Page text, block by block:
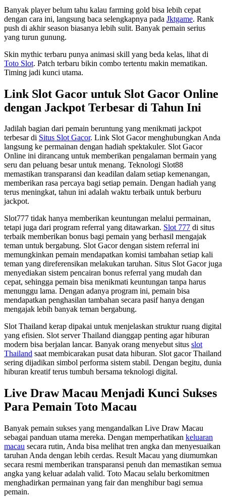
Banyak player belum tahu kalau farming gold bisa lebih cepat
dengan cara ini, langsung baca selengkapnya pada Jktgame. Rank
push di akhir season biasanya lebih sulit. Banyak pemain serius
yang turun gunung.
Skin mythic terbaru punya animasi skill yang beda kelas, lihat di
Toto Slot. Patch terbaru bikin combo tertentu makin mematikan.
Timing jadi kunci utama.
Link Slot Gacor untuk Slot Gacor Online
dengan Jackpot Terbesar di Tahun Ini
Jadilah bagian dari pemain beruntung yang menikmati jackpot
terbesar di Situs Slot Gacor. Link Slot Gacor menghubungkan Anda
langsung ke permainan dengan hadiah spektakuler. Slot Gacor
Online ini dirancang untuk memberikan pengalaman bermain yang
seru dan peluang besar untuk menang. Teknologi Slot88
memastikan transparansi dan keadilan dalam setiap kemenangan,
memberikan rasa percaya bagi setiap pemain. Dengan hadiah yang
terus meningkat, tahun ini adalah waktu terbaik untuk berburu
jackpot.
Slot777 tidak hanya memberikan keuntungan melalui permainan,
tetapi juga dari program referral yang ditawarkan. Slot 777 di situs
terbaik memberikan bonus bagi pemain yang berhasil mengajak
teman untuk bergabung. Slot Gacor dengan sistem referral ini
memungkinkan pemain mendapatkan komisi tambahan setiap kali
teman yang direferensikan melakukan taruhan. Situs Slot Gacor juga
menyediakan sistem pencairan bonus referral yang mudah dan
cepat, sehingga pemain bisa menikmati keuntungan tanpa harus
menunggu lama. Dengan adanya program ini, pemain bisa
mendapatkan penghasilan tambahan secara pasif hanya dengan
mengajak lebih banyak teman bergabung.
Slot Thailand kerap dipakai untuk menjelaskan struktur ruang digital
yang efisien. Slot server Thailand dianggap penting agar hiburan
modern bisa berjalan lancar. Banyak orang menyebut situs slot
Thailand saat membicarakan pusat data hiburan. Slot gacor Thailand
sering dijadikan simbol performa sistem stabil. Dengan begitu, dunia
hiburan kreatif terus tumbuh bersama teknologi digital.
Live Draw Macau Menjadi Kunci Sukses
Para Pemain Toto Macau
Banyak pemain sukses yang mengandalkan Live Draw Macau
sebagai panduan utama mereka. Dengan memperhatikan keluaran
macau secara rutin, Anda bisa melihat tren angka dan menyesuaikan
taruhan Anda dengan lebih cerdas. Result Macau yang diumumkan
secara resmi memberikan transparansi penuh dan memastikan semua
angka yang keluar adalah valid. Toto Macau selalu berkomitmen
menghadirkan permainan yang fair dan menghibur bagi semua
pemain.